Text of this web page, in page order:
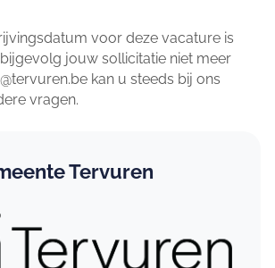
voor deze vacature is
jouw sollicitatie niet meer
kan u steeds bij ons
vragen.
Tervuren